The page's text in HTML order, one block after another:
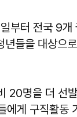
부터 전국 9개
들을 대상으
20명을 더 선
에게 구직활동